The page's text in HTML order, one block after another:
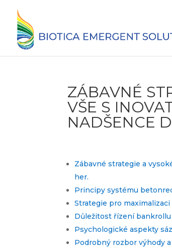
ZÁBAVNÉ
VŠE S
NADŠENCE
Zábavné strategie a
her.
Principy systému
Strategie pro
Důležitost řízení
Psychologické aspekty
Podrobný rozbor výhody